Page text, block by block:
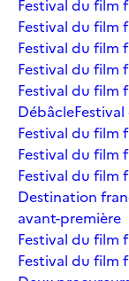
Festival du film
Festival du film
Festival du film
Festival du film
Festival du film
Débâcle
Festival du film
Festival du film
Festival du film
Destination
avant-première
Festival du film
Festival du film